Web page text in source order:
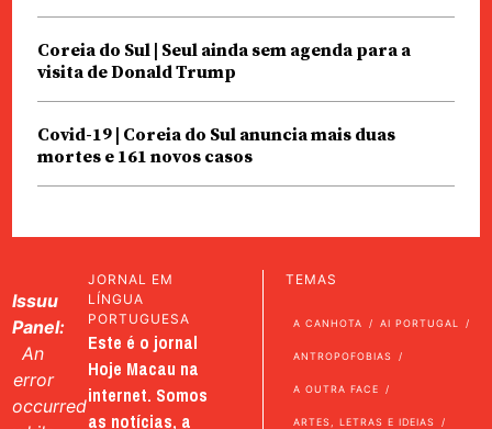
Coreia do Sul | Seul ainda sem agenda para a
visita de Donald Trump
Covid-19 | Coreia do Sul anuncia mais duas
mortes e 161 novos casos
Issuu
Panel:
An
error
occurred
JORNAL EM
LÍNGUA
PORTUGUESA
Este é o jornal
Hoje Macau na
internet. Somos
as notícias, a
TEMAS
A CANHOTA AI PORTUGAL
ANTROPOFOBIAS
A OUTRA FACE
ARTES, LETRAS E IDEIAS